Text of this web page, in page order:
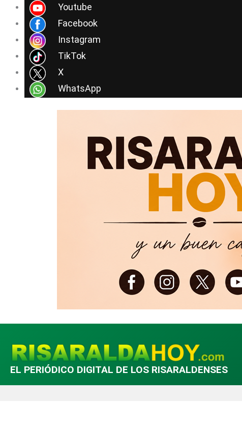
Youtube
Facebook
Instagram
TikTok
X
WhatsApp
contenido
EL PERIÓDICO DIGITAL DE LOS RISARALDENSES